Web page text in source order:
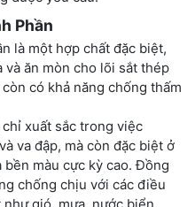
Phần
là một hợp chất đặc biệt,
ăn mòn cho lõi sắt thép
có khả năng chống thấm
xuất sắc trong việc
va đập, mà còn đặc biệt ở
bền màu cực kỳ cao. Đồng
chống chịu với các điều